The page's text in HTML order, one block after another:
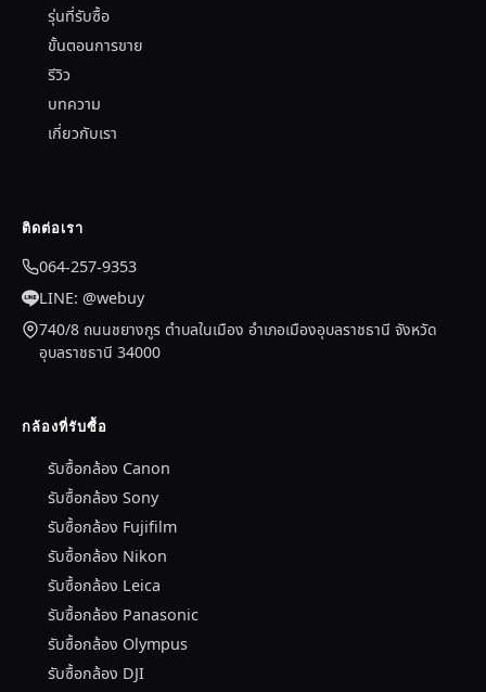
รุ่นที่รับซื้อ
ขั้นตอนการขาย
รีวิว
บทความ
เกี่ยวกับเรา
ติดต่อเรา
064-257-9353
LINE: @webuy
740/8 ถนนชยางกูร ตำบลในเมือง อำเภอเมืองอุบลราชธานี จังหวัด
อุบลราชธานี 34000
กล้องที่รับซื้อ
รับซื้อกล้อง Canon
รับซื้อกล้อง Sony
รับซื้อกล้อง Fujifilm
รับซื้อกล้อง Nikon
รับซื้อกล้อง Leica
รับซื้อกล้อง Panasonic
รับซื้อกล้อง Olympus
รับซื้อกล้อง DJI